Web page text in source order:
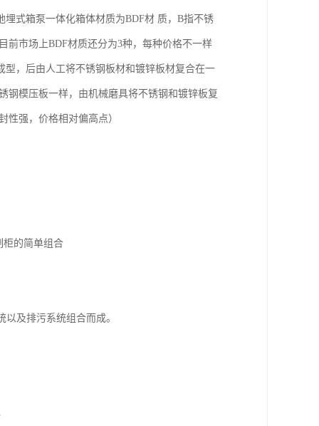
式箱泵一体化箱体材质为BDF材 质，B指不锈
前市场上BDF材质还分为3种，每种价格不一样
，后由人工将不锈钢板材和镀锌板材复合在一
钢模压板一样，由机械磨具将不锈钢和镀锌板复
性强，价格相对偏高点）
柜的简单组合
及排污系统组合而成。